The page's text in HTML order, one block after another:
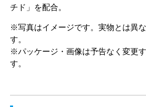
チド」を配合。
※写真はイメージです。実物とは異
す。
※パッケージ・画像は予告なく変更
す。